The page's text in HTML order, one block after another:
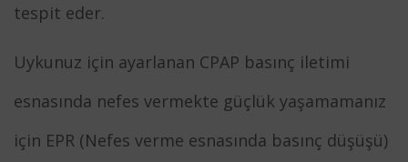
tespit eder.
Uykunuz için ayarlanan CPAP basınç iletimi
esnasında nefes vermekte güçlük yaşamamanız
için EPR (Nefes verme esnasında basınç düşüşü)